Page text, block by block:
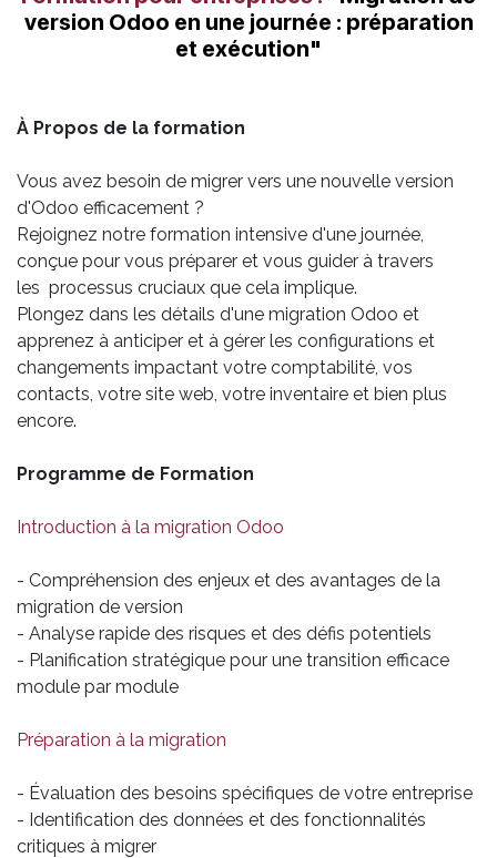
version Odoo en une journée : préparation
et exécution"
À Propos de la formation
Vous avez besoin de migrer vers une nouvelle version
d'Odoo efficacement ?
Rejoignez notre formation intensive d'une journée,
conçue pour vous préparer et vous guider à travers
les processus cruciaux que cela implique.
Plongez dans les détails d'une migration Odoo et
apprenez à anticiper et à gérer les configurations et
changements impactant votre comptabilité, vos
contacts, votre site web, votre inventaire et bien plus
encore.
Programme de Formation
Introduction à la migration Odoo
- Compréhension des enjeux et des avantages de la
migration de version
- Analyse rapide des risques et des défis potentiels
- Planification stratégique pour une transition efficace
module par module
Préparation à la migration
- Évaluation des besoins spécifiques de votre entreprise
- Identification des données et des fonctionnalités
critiques à migrer